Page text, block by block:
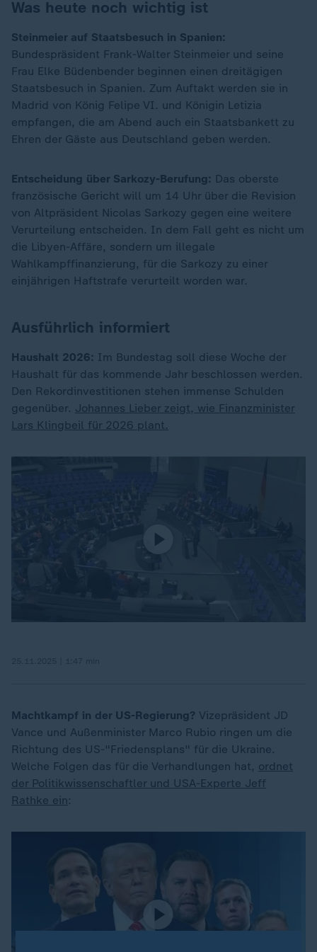
Was heute noch wichtig ist
Steinmeier auf Staatsbesuch in Spanien:
Bundespräsident Frank-Walter Steinmeier und seine
Frau Elke Büdenbender beginnen einen dreitägigen
Staatsbesuch in Spanien. Zum Auftakt werden sie in
Madrid von König Felipe VI. und Königin Letizia
empfangen, die am Abend auch ein Staatsbankett zu
Ehren der Gäste aus Deutschland geben werden.
Entscheidung über Sarkozy-Berufung: Das oberste
französische Gericht will um 14 Uhr über die Revision
von Altpräsident Nicolas Sarkozy gegen eine weitere
Verurteilung entscheiden. In dem Fall geht es nicht um
die Libyen-Affäre, sondern um illegale
Wahlkampffinanzierung, für die Sarkozy zu einer
einjährigen Haftstrafe verurteilt worden war.
Ausführlich informiert
Haushalt 2026: Im Bundestag soll diese Woche der
Haushalt für das kommende Jahr beschlossen werden.
Den Rekordinvestitionen stehen immense Schulden
gegenüber. Johannes Lieber zeigt, wie Finanzminister
Lars Klingbeil für 2026 plant.
Machtkampf in der US-Regierung? Vizepräsident JD
Vance und Außenminister Marco Rubio ringen um die
Richtung des US-"Friedensplans" für die Ukraine.
Welche Folgen das für die Verhandlungen hat, ordnet
der Politikwissenschaftler und USA-Experte Jeff
Rathke ein: